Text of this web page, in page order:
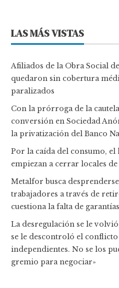
LAS MÁS VISTAS
Afiliados de la Obra Social
quedaron sin cobertura
paralizados
Con la prórroga de la
conversión en Sociedad
la privatización del Banco
Por la caída del consumo,
empiezan a cerrar locales
Metalfor busca desprenderse
trabajadores a través de
cuestiona la falta de garantías
La desregulación se le
se le descontroló el
independientes. No se los
gremio para negociar»